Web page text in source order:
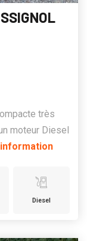
très
moteur Diesel
Diesel